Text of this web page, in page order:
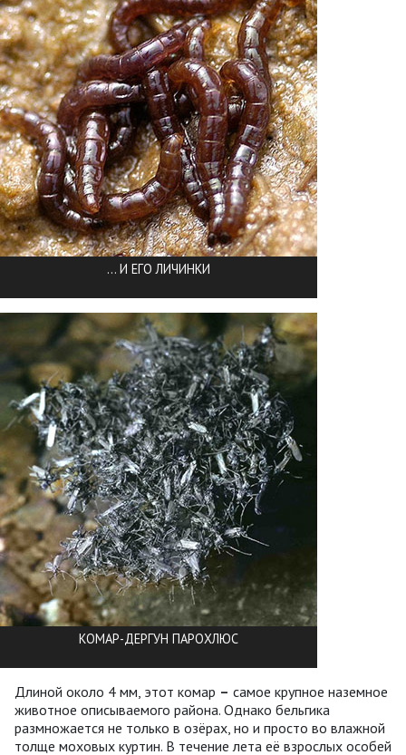
... И ЕГО ЛИЧИНКИ
КОМАР-ДЕРГУН ПАРОХЛЮС
Длиной около 4 мм, этот комар – самое крупное наземное
животное описываемого района. Однако бельгика
размножается не только в озёрах, но и просто во влажной
толще моховых куртин. В течение лета её взрослых особей